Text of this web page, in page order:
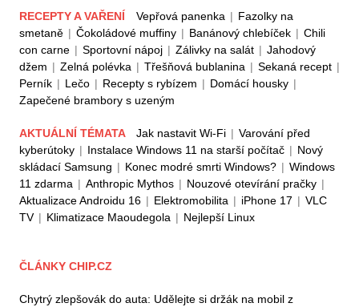
RECEPTY A VAŘENÍ Vepřová panenka | Fazolky na
smetaně | Čokoládové muffiny | Banánový chlebíček | Chili
con carne | Sportovní nápoj | Zálivky na salát | Jahodový
džem | Zelná polévka | Třešňová bublanina | Sekaná recept |
Perník | Lečo | Recepty s rybízem | Domácí housky |
Zapečené brambory s uzeným
AKTUÁLNÍ TÉMATA Jak nastavit Wi-Fi | Varování před
kyberútoky | Instalace Windows 11 na starší počítač | Nový
skládací Samsung | Konec modré smrti Windows? | Windows
11 zdarma | Anthropic Mythos | Nouzové otevírání pračky |
Aktualizace Androidu 16 | Elektromobilita | iPhone 17 | VLC
TV | Klimatizace Maoudegola | Nejlepší Linux
ČLÁNKY CHIP.CZ
Chytrý zlepšovák do auta: Udělejte si držák na mobil z